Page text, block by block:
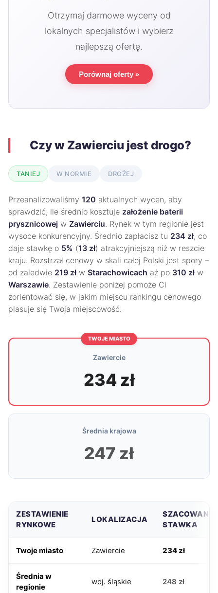
Otrzymaj darmowe wyceny od
lokalnych specjalistów i wybierz
najlepszą ofertę.
Porównaj oferty »
Czy w Zawierciu jest drogo?
TANIEJ W NORMIE DROŻEJ
Przeanalizowaliśmy 120 aktualnych wycen, aby
sprawdzić, ile średnio kosztuje założenie baterii
prysznicowej w Zawierciu. Rynek w tym regionie jest
wysoce konkurencyjny. Średnio zapłacisz tu 234 zł, co
daje stawkę o 5% (13 zł) atrakcyjniejszą niż w reszcie
kraju. Rozstrzał cenowy w skali całej Polski jest spory –
od zaledwie 219 złw Starachowicach aż po 310 złw
Warszawie. Zestawienie poniżej pomoże Ci
zorientować się, w jakim miejscu rankingu cenowego
plasuje się Twoja miejscowość.
TWOJE MIASTO
Zawiercie
234 zł
Średnia krajowa
247 zł
ZESTAWIENIE
RYNKOWE
LOKALIZACJA
SZACOWANA
STAWKA
Twoje miasto Zawiercie 234 zł
Średnia w
regionie
woj. śląskie 248 zł